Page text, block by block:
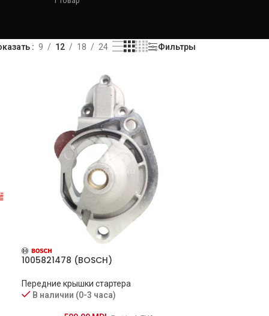
9 12 18 24 Фильтры
1005821478 (BOSCH)
Передние крышки стартера
В наличии (0-3 часа)